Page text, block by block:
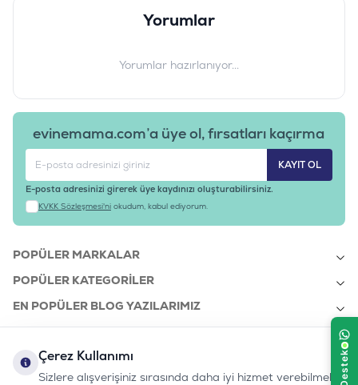
Yorumlar
Yorumlar hazırlanıyor...
evinemama.com’a üye ol, fırsatları kaçırma
KAYIT OL
E-posta adresinizi girerek üye kaydınızı oluşturabilirsiniz.
KVKK Sözleşmesi'ni okudum, kabul ediyorum.
POPÜLER MARKALAR
POPÜLER KATEGORILER
EN POPÜLER BLOG YAZILARIMIZ
KURUMSAL
Çerez Kullanımı
Sizlere alışverişiniz sırasında daha iyi hizmet verebilmek